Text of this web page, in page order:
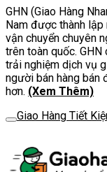
GHN (Giao Hàng
Nam được thành
vận chuyển chuyên
trên toàn quốc.
trải nghiệm dịch vụ
người bán hàng bán
hơn. (Xem Thêm)
Giao Hàng Tiết